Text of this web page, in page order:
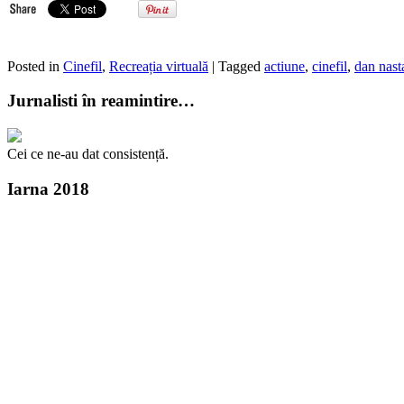
Posted in Cinefil, Recreația virtuală | Tagged actiune, cinefil, dan
Jurnalisti în reamintire…
Cei ce ne-au dat consistență.
Iarna 2018